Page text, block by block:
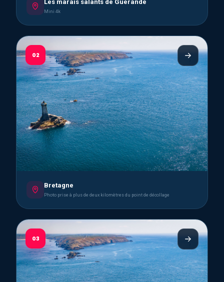
Les marais salants de Guérande
Mini 4k
02
Bretagne
Photo prise à plus de deux kilomètres du point de décollage
03